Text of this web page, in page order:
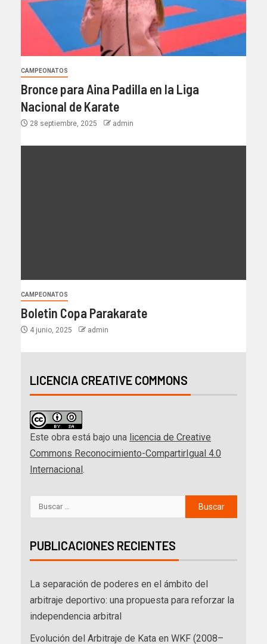
CAMPEONATOS
Bronce para Aina Padilla en la Liga
Nacional de Karate
28 septiembre, 2025 admin
CAMPEONATOS
Boletin Copa Parakarate
4 junio, 2025 admin
LICENCIA CREATIVE COMMONS
Este obra está bajo una licencia de Creative
Commons Reconocimiento-CompartirIgual 4.0
Internacional
PUBLICACIONES RECIENTES
La separación de poderes en el ámbito del
arbitraje deportivo: una propuesta para reforzar la
independencia arbitral
Evolución del Arbitraje de Kata en WKF (2008–